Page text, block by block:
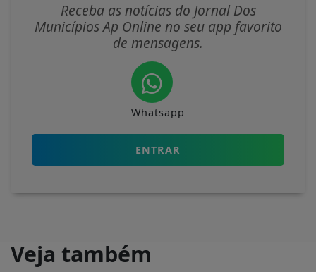
Receba as notícias do Jornal Dos
Municípios Ap Online no seu app favorito
de mensagens.
Whatsapp
ENTRAR
Veja também